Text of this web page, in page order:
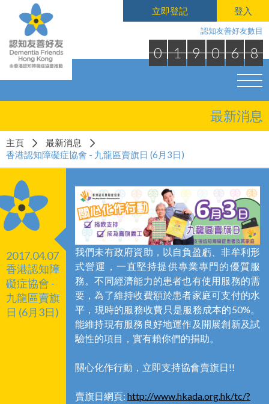
立即登記 登入
認知友善好友數目
0 1 9 0 6 8
最新消息
主頁
最新消息
香港認知障礙症協會 - 九龍區賣旗日 (6月3日)
2017.04.07
香港認知障
礙症協會 -
九龍區賣旗
日 (6月3日)
我們未有政府資助，以自負盈虧 、非牟利形
式營運，一直堅持提供專業專門的優質服
務。不同經濟能力的患者也有使用服務的需
要，為了維持收費額於患者家庭可支付的水
平，現時的服務收費只是服務成本的50%。
能維持現有服務良好地運作及開展創新及試
驗性的項目，實有賴你們的捐助。
關心化作行動，立即支持協會賣旗日!!
賣旗日網頁: http://www.hkada.org.hk/tc/?